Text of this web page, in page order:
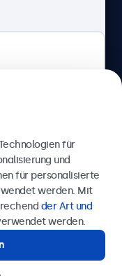
Deutschland
78 95 62
für
und
für personalisierte
werden. Mit
der Art und
werden.